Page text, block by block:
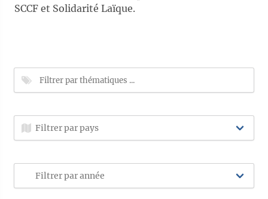
SCCF et Solidarité Laïque.